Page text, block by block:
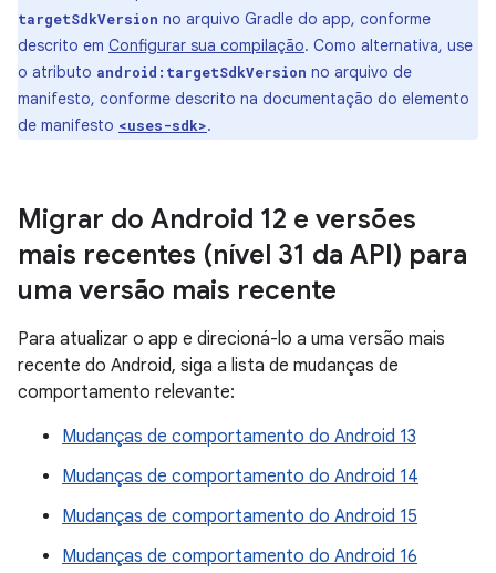
targetSdkVersion no arquivo Gradle do app, conforme
descrito em Configurar sua compilação. Como alternativa, use
o atributo android:targetSdkVersion no arquivo de
manifesto, conforme descrito na documentação do elemento
de manifesto <uses-sdk>.
Migrar do Android 12 e versões
mais recentes (nível 31 da API) para
uma versão mais recente
Para atualizar o app e direcioná-lo a uma versão mais
recente do Android, siga a lista de mudanças de
comportamento relevante:
Mudanças de comportamento do Android 13
Mudanças de comportamento do Android 14
Mudanças de comportamento do Android 15
Mudanças de comportamento do Android 16